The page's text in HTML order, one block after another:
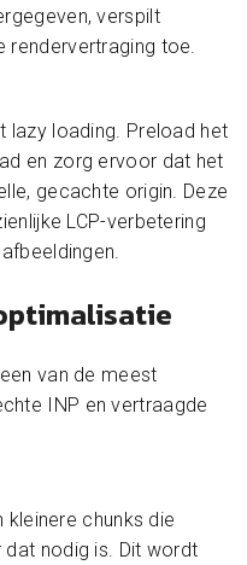
verspilt
rendervertraging toe.
lazy loading. Preload het
en zorg ervoor dat het
gecachte origin. Deze
LCP-verbetering
van de meest
INP en vertraagde
chunks die
dat nodig is. Dit wordt